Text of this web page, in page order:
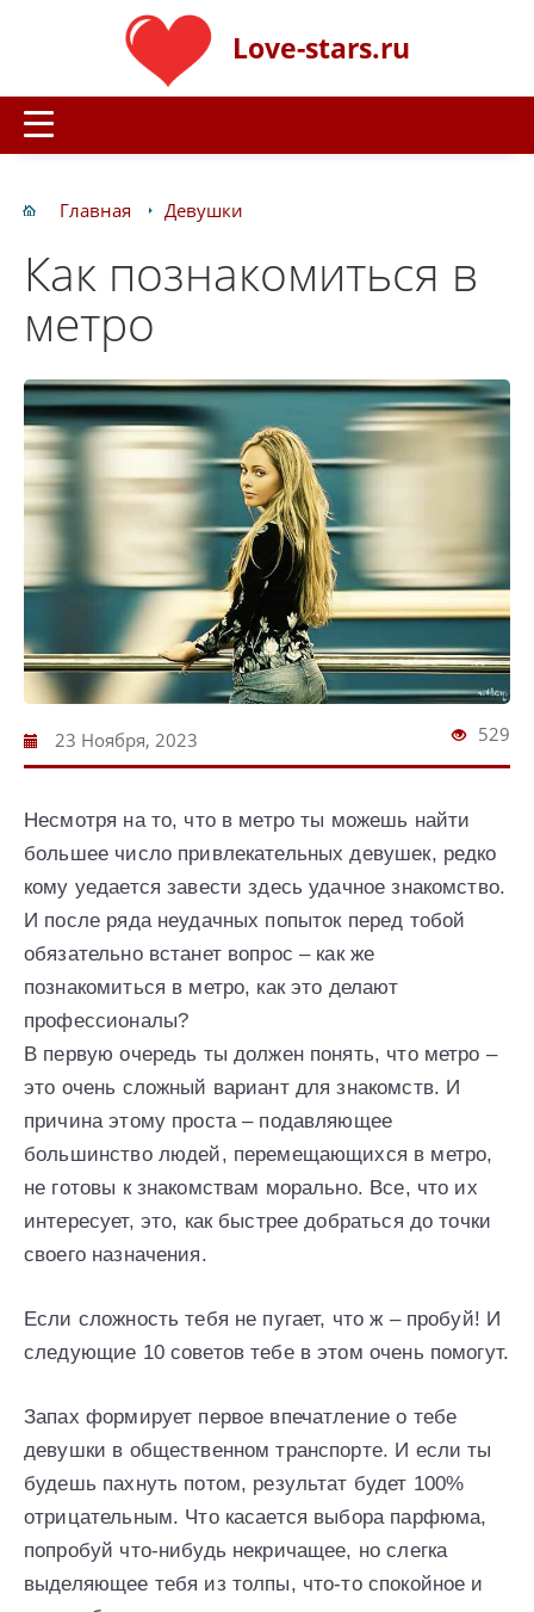
Love-stars.ru
Главная Девушки
Как познакомиться в
метро
23 Ноября, 2023 529
Несмотря на то, что в метро ты можешь найти
большее число привлекательных девушек, редко
кому уедается завести здесь удачное знакомство.
И после ряда неудачных попыток перед тобой
обязательно встанет вопрос – как же
познакомиться в метро, как это делают
профессионалы?
В первую очередь ты должен понять, что метро –
это очень сложный вариант для знакомств. И
причина этому проста – подавляющее
большинство людей, перемещающихся в метро,
не готовы к знакомствам морально. Все, что их
интересует, это, как быстрее добраться до точки
своего назначения.
Если сложность тебя не пугает, что ж – пробуй! И
следующие 10 советов тебе в этом очень помогут.
Запах формирует первое впечатление о тебе
девушки в общественном транспорте. И если ты
будешь пахнуть потом, результат будет 100%
отрицательным. Что касается выбора парфюма,
попробуй что-нибудь некричащее, но слегка
выделяющее тебя из толпы, что-то спокойное и